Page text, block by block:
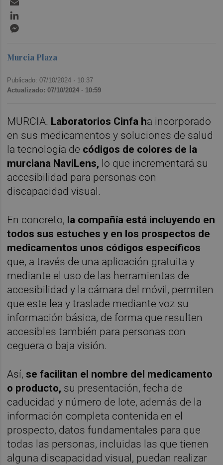
Murcia Plaza
Publicado: 07/10/2024 · 10:37
Actualizado: 07/10/2024 · 10:59
MURCIA. Laboratorios Cinfa ha incorporado
en sus medicamentos y soluciones de salud
la tecnología de códigos de colores de la
murciana NaviLens, lo que incrementará su
accesibilidad para personas con
discapacidad visual.
En concreto, la compañía está incluyendo en
todos sus estuches y en los prospectos de
medicamentos unos códigos específicos
que, a través de una aplicación gratuita y
mediante el uso de las herramientas de
accesibilidad y la cámara del móvil, permiten
que este lea y traslade mediante voz su
información básica, de forma que resulten
accesibles también para personas con
ceguera o baja visión.
Así,se facilitan el nombre del medicamento
o producto, su presentación, fecha de
caducidad y número de lote, además de la
información completa contenida en el
prospecto, datos fundamentales para que
todas las personas, incluidas las que tienen
alguna discapacidad visual, puedan realizar